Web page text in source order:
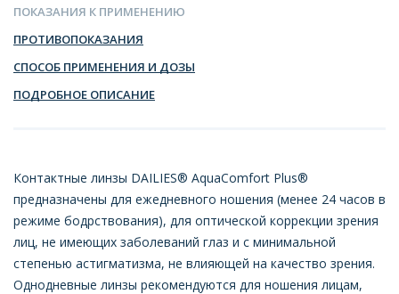
ПОКАЗАНИЯ К ПРИМЕНЕНИЮ
ПРОТИВОПОКАЗАНИЯ
СПОСОБ ПРИМЕНЕНИЯ И ДОЗЫ
ПОДРОБНОЕ ОПИСАНИЕ
Контактные линзы DAILIES® AquaComfort Plus®
предназначены для ежедневного ношения (менее 24 часов в
режиме бодрствования), для оптической коррекции зрения
лиц, не имеющих заболеваний глаз и с минимальной
степенью астигматизма, не влияющей на качество зрения.
Однодневные линзы рекомендуются для ношения лицам,